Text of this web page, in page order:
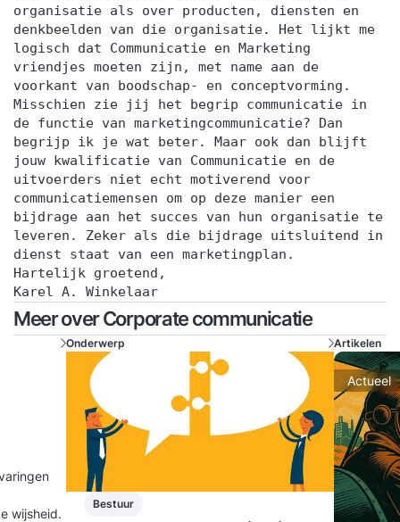
organisatie als over producten, diensten en
denkbeelden van die organisatie. Het lijkt me
logisch dat Communicatie en Marketing
vriendjes moeten zijn, met name aan de
voorkant van boodschap- en conceptvorming.
Misschien zie jij het begrip communicatie in
de functie van marketingcommunicatie? Dan
begrijp ik je wat beter. Maar ook dan blijft
jouw kwalificatie van Communicatie en de
uitvoerders niet echt motiverend voor
communicatiemensen om op deze manier een
bijdrage aan het succes van hun organisatie te
leveren. Zeker als die bijdrage uitsluitend in
dienst staat van een marketingplan.
Hartelijk groetend,
Karel A. Winkelaar
Meer over Corporate communicatie
wijsheid.
Onderwerp
Bestuur
Artikelen
Actueel